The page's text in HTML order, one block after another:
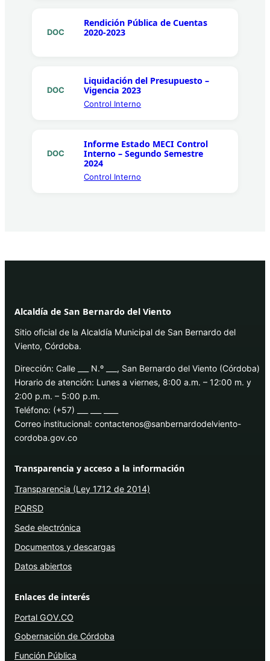
DOC
Rendición Pública de Cuentas
2020-2023
DOC
Liquidación del Presupuesto –
Vigencia 2023
Control Interno
DOC
Informe Estado MECI Control
Interno – Segundo Semestre
2024
Control Interno
Alcaldía de San Bernardo del Viento
Sitio oficial de la Alcaldía Municipal de San Bernardo del
Viento, Córdoba.
Dirección: Calle ___ N.º ___, San Bernardo del Viento (Córdoba)
Horario de atención: Lunes a viernes, 8:00 a.m. – 12:00 m. y
2:00 p.m. – 5:00 p.m.
Teléfono: (+57) ___ ___ ____
Correo institucional: contactenos@sanbernardodelviento-
cordoba.gov.co
Transparencia y acceso a la información
Transparencia (Ley 1712 de 2014)
PQRSD
Sede electrónica
Documentos y descargas
Datos abiertos
Enlaces de interés
Portal GOV.CO
Gobernación de Córdoba
Función Pública